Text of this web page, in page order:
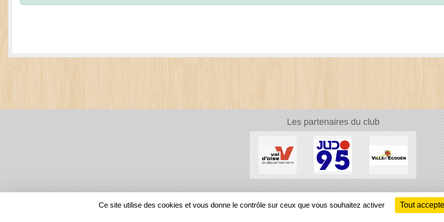
Les partenaires du club
REGIONS
Ce site utilise des cookies et vous donne le contrôle sur ceux que vous souhaitez activer Tout